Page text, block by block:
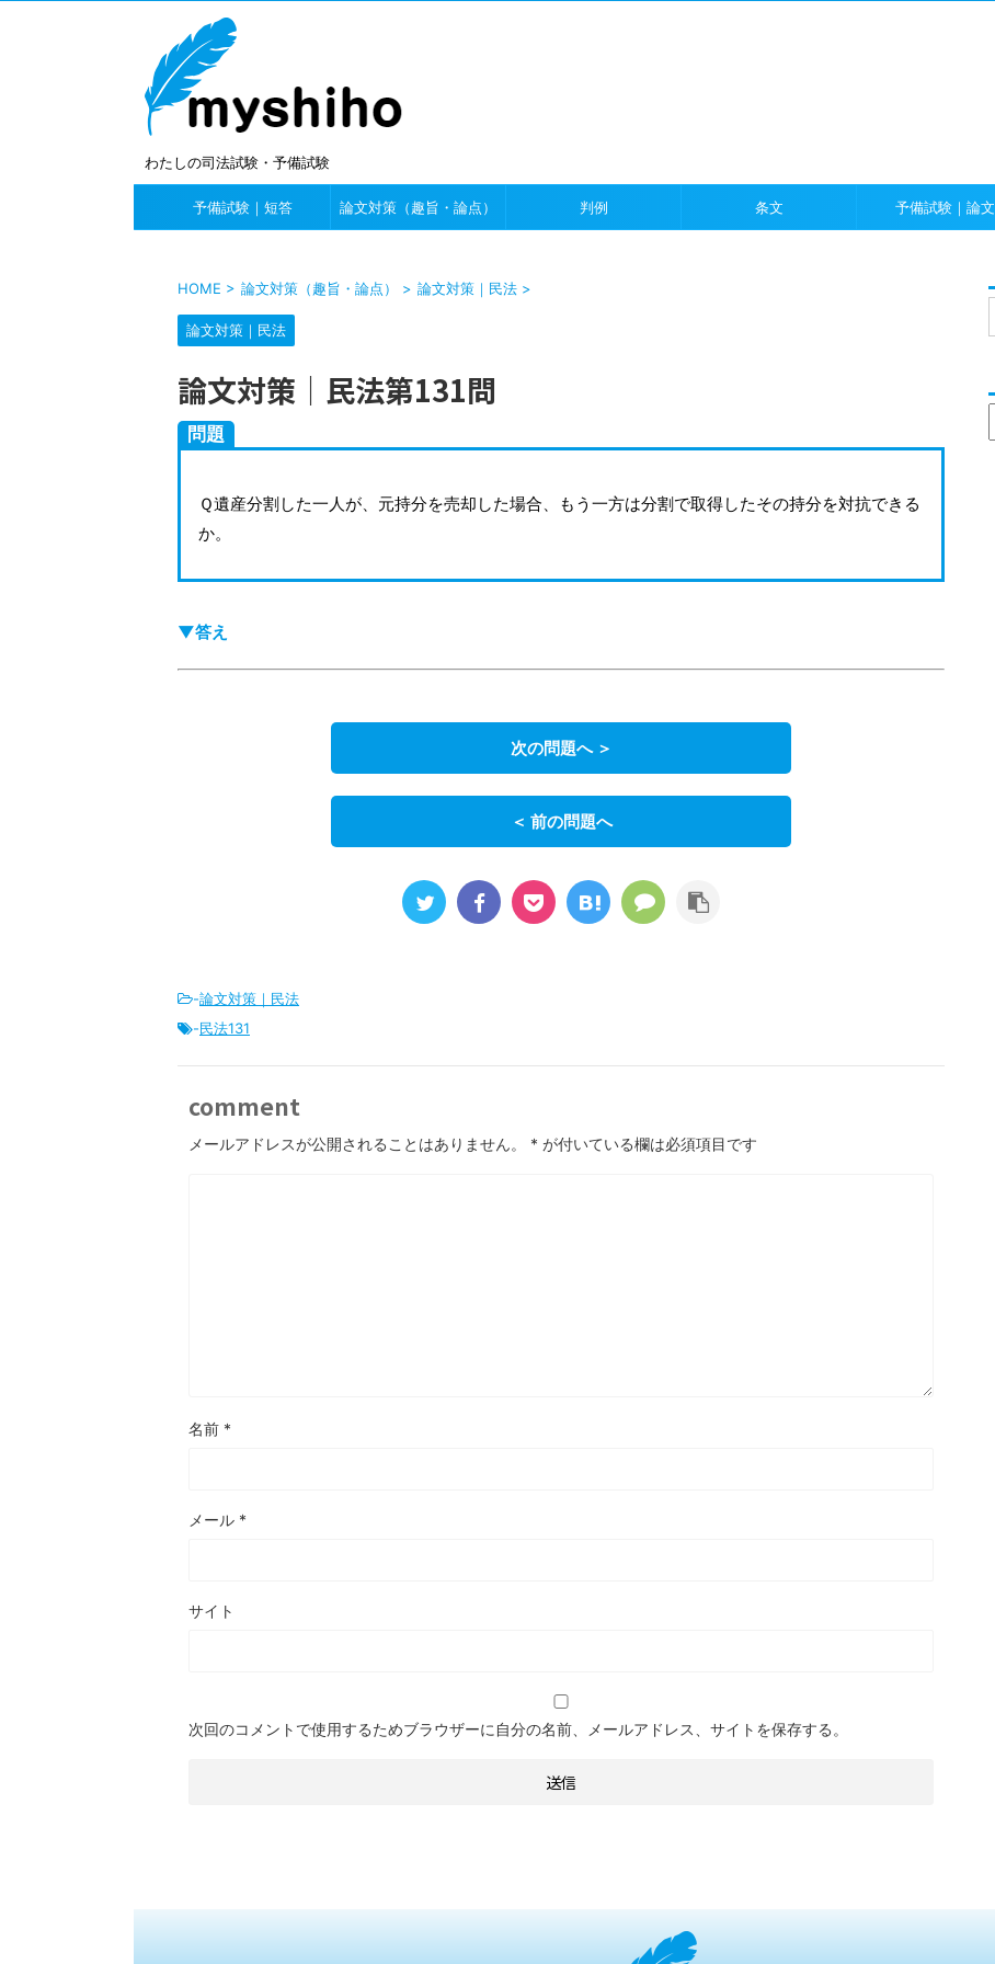
わたしの司法試験・予備試験
予備試験｜短答 論文対策（趣旨・論点） 判例 条文 予備試験｜論文
HOME > 論文対策（趣旨・論点） > 論文対策｜民法 >
論文対策｜民法
論文対策｜民法第131問
問題
Ｑ遺産分割した一人が、元持分を売却した場合、もう一方は分割で取得したその持分を対抗できる
か。
▼答え
次の問題へ ＞
＜ 前の問題へ
-論文対策｜民法
-民法131
comment
メールアドレスが公開されることはありません。 * が付いている欄は必須項目です
名前 *
メール *
サイト
次回のコメントで使用するためブラウザーに自分の名前、メールアドレス、サイトを保存する。